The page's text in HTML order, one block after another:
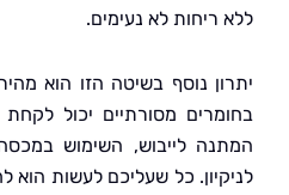
לא נעימים.
נוסף בשיטה הזו הוא מהירות
מסורתיים יכול לקחת זמן רב
לייבוש, השימוש במכסה סיר
כל שעליכם לעשות הוא לחבר